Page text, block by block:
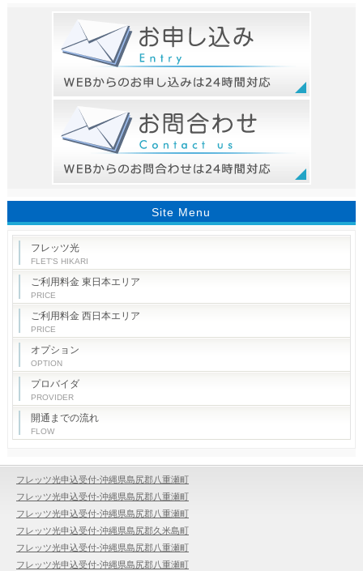
Site Menu
フレッツ光
FLET'S HIKARI
ご利用料金 東日本エリア
PRICE
ご利用料金 西日本エリア
PRICE
オプション
OPTION
プロバイダ
PROVIDER
開通までの流れ
FLOW
フレッツ光申込受付-沖縄県島尻郡八重瀬町
フレッツ光申込受付-沖縄県島尻郡八重瀬町
フレッツ光申込受付-沖縄県島尻郡八重瀬町
フレッツ光申込受付-沖縄県島尻郡久米島町
フレッツ光申込受付-沖縄県島尻郡八重瀬町
フレッツ光申込受付-沖縄県島尻郡八重瀬町